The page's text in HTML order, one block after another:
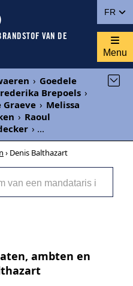
FR
VAN DE
Menu
› Goedele
Brepoels ›
Graeve › Melissa
› Raoul
› ...
› Denis Balthazart
ambten en